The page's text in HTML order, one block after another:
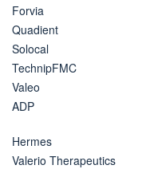
Forvia
Quadient
Solocal
TechnipFMC
Valeo
ADP
Hermes
Valerio Therapeutics